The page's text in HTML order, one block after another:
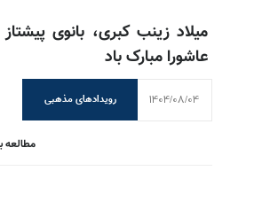
میلاد زینب کبری، بانوی
عاشورا مبارک باد
رویدادهای مذهبی 1404/08/04
مطالعه